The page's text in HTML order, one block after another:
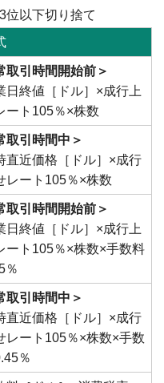
以下切り捨て
取引時間開始前＞
日終値［ドル］×成行上
ート105％×株数
取引時間中＞
直近価格［ドル］×成行
レート105％×株数
取引時間開始前＞
日終値［ドル］×成行上
ート105％×株数×手数料
％
取引時間中＞
直近価格［ドル］×成行
レート105％×株数×手数
％